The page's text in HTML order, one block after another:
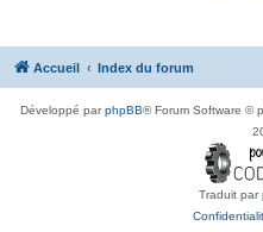
Accueil Index du forum
Développé parphpBB® Forum Software ©
Traduit par